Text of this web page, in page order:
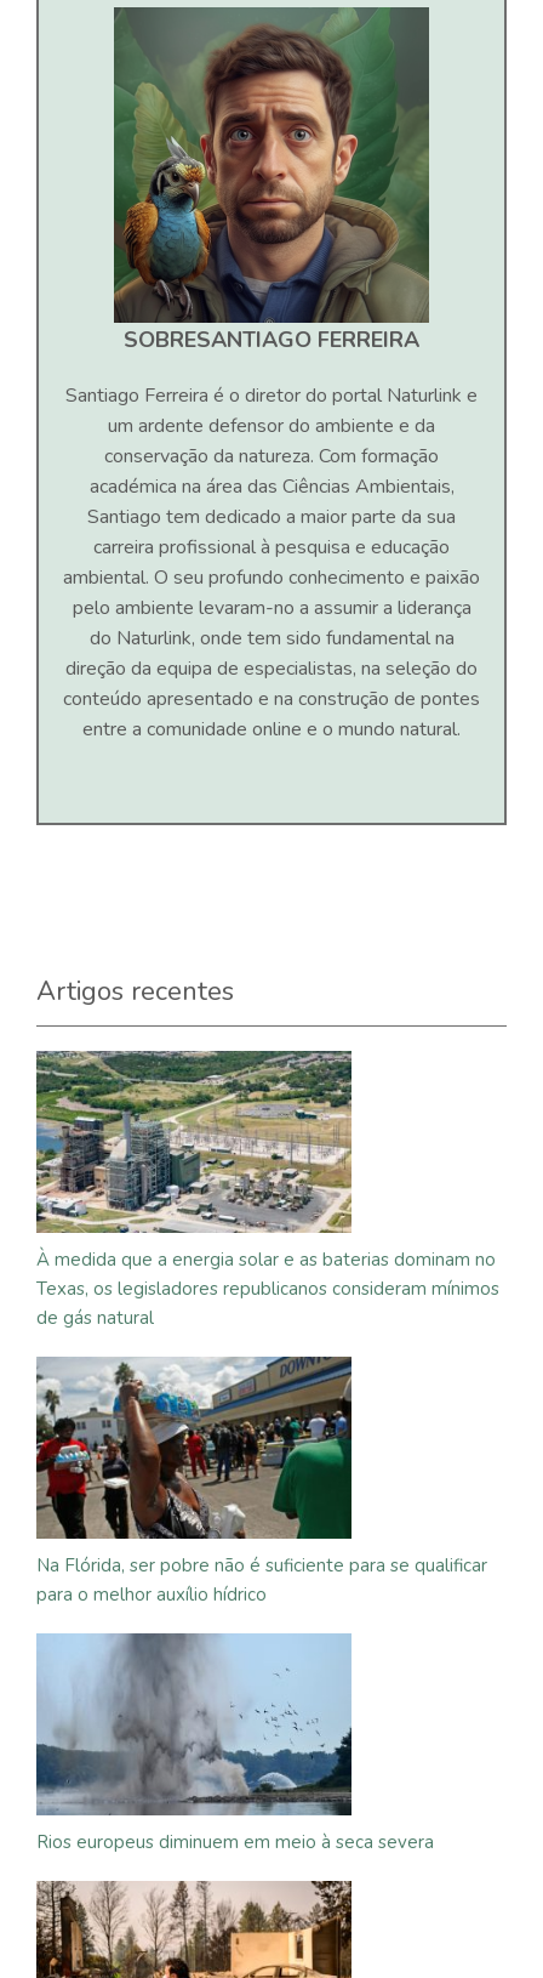
SOBRESANTIAGO FERREIRA
Santiago Ferreira é o diretor do portal Naturlink e
um ardente defensor do ambiente e da
conservação da natureza. Com formação
académica na área das Ciências Ambientais,
Santiago tem dedicado a maior parte da sua
carreira profissional à pesquisa e educação
ambiental. O seu profundo conhecimento e paixão
pelo ambiente levaram-no a assumir a liderança
do Naturlink, onde tem sido fundamental na
direção da equipa de especialistas, na seleção do
conteúdo apresentado e na construção de pontes
entre a comunidade online e o mundo natural.
Artigos recentes
À medida que a energia solar e as baterias dominam no
Texas, os legisladores republicanos consideram mínimos
de gás natural
Na Flórida, ser pobre não é suficiente para se qualificar
para o melhor auxílio hídrico
Rios europeus diminuem em meio à seca severa